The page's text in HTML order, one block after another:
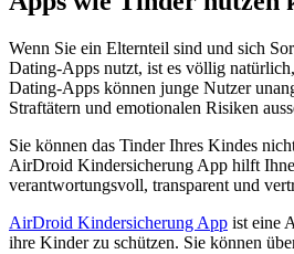
Wenn Sie ein Elternteil sind und sich
Dating-Apps nutzt, ist es völlig
Dating-Apps können junge Nutzer
Straftätern und emotionalen Risiken
Sie können das Tinder Ihres Kindes
AirDroid Kindersicherung App hilft
verantwortungsvoll, transparent und
AirDroid Kindersicherung App ist eine
ihre Kinder zu schützen. Sie können